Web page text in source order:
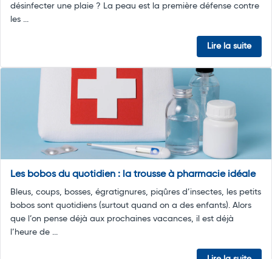
désinfecter une plaie ? La peau est la première défense contre
les ...
Lire la suite
Les bobos du quotidien : la trousse à pharmacie idéale
Bleus, coups, bosses, égratignures, piqûres d’insectes, les petits
bobos sont quotidiens (surtout quand on a des enfants). Alors
que l’on pense déjà aux prochaines vacances, il est déjà
l’heure de ...